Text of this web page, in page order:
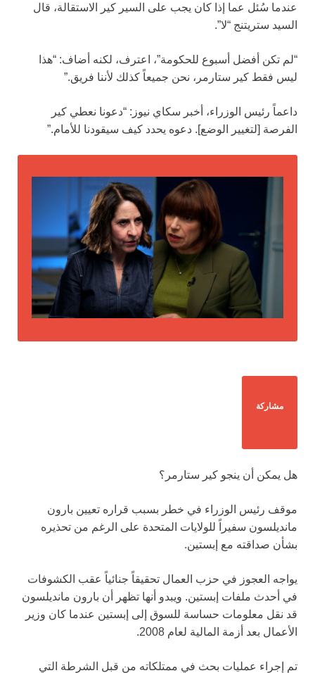
عندما سُئل عما إذا كان يجب على السير كير الاستقالة، قال
السيد ستريتنج “لا”.
“لم تكن أفضل أسبوع للحكومة”، اعترف، لكنه أضاف: “هذا
ليس فقط كير ستارمر، نحن جميعاً كذلك لأننا فريق.”
داعماً رئيس الوزراء، أخبر سكاي نيوز: “دعونا نعطي كير
الفرصة [لتغيير الوضع]. دعوه يحدد كيف سيقودنا للأمام.”
مشاركة
هل يمكن أن ينجو كير ستارمر؟
موقف رئيس الوزراء في خطر بسبب قراره تعيين بارون
مانديلسون سفيراً للولايات المتحدة على الرغم من تحذيره
بشأن صداقته مع إبستين.
يواجه العجوز في حزب العمال تحقيقاً جنائياً عقب الكشوفات
في أحدث ملفات إبستين. ويبدو أنها تظهر أن بارون مانديلسون
قد نقل معلومات حساسة للسوق إلى إبستين عندما كان وزير
الأعمال بعد أزمة المالية لعام 2008.
تم إجراء عمليات بحث في ممتلكاته من قبل الشرطة التي